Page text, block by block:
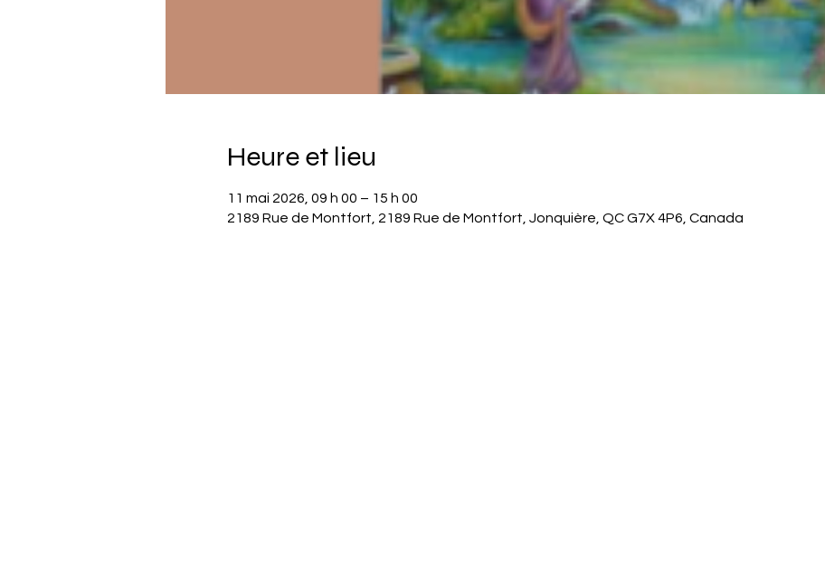
Heure et lieu
11 mai 2026, 09 h 00 – 15 h 00
2189 Rue de Montfort, 2189 Rue de Montfort, Jonquière, QC G7X 4P6, Canada